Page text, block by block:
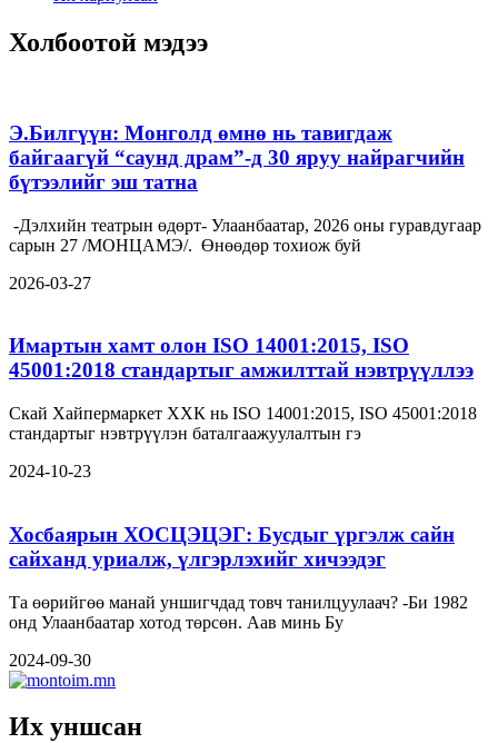
Холбоотой мэдээ
Э.Билгүүн: Монголд өмнө нь тавигдаж
байгаагүй “саунд драм”-д 30 яруу найрагчийн
бүтээлийг эш татна
-Дэлхийн театрын өдөрт- Улаанбаатар, 2026 оны гуравдугаар
сарын 27 /МОНЦАМЭ/. Өнөөдөр тохиож буй
2026-03-27
Имартын хамт олон ISO 14001:2015, ISO
45001:2018 стандартыг амжилттай нэвтрүүллээ
Скай Хайпермаркет ХХК нь ISO 14001:2015, ISO 45001:2018
стандартыг нэвтрүүлэн баталгаажуулалтын гэ
2024-10-23
Хосбаярын ХОСЦЭЦЭГ: Бусдыг үргэлж сайн
сайханд уриалж, үлгэрлэхийг хичээдэг
Та өөрийгөө манай уншигчдад товч танилцуулаач? -Би 1982
онд Улаанбаатар хотод төрсөн. Аав минь Бу
2024-09-30
Их уншсан